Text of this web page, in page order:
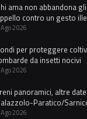
ama non abbandona
contro un gesto
2026
per proteggere
da insetti nocivi
2026
panoramici, altre
Paratico/
2026